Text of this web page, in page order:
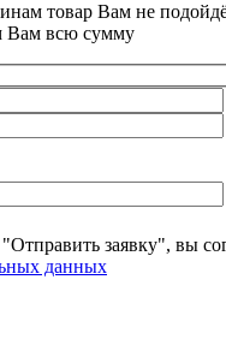
товар Вам не
Вам всю сумму
заявку", вы
данных